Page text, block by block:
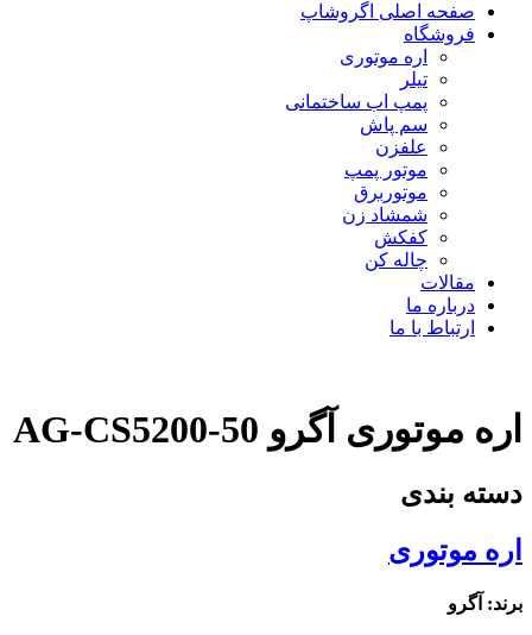
صفحه اصلی اگروشاپ
فروشگاه
اره موتوری
تیلر
پمپ اب ساختمانی
سم پاش
علفزن
موتور پمپ
موتوربرق
شمشاد زن
کفکش
چاله کن
مقالات
درباره ما
ارتباط با ما
اره موتوری آگرو AG-CS5200-50
دسته بندی
اره موتوری
برند: آگرو